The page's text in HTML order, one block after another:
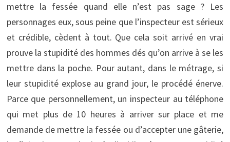
mettre la fessée quand elle n’est pas sage ? Les
personnages eux, sous peine que l’inspecteur est sérieux
et crédible, cèdent à tout. Que cela soit arrivé en vrai
prouve la stupidité des hommes dés qu’on arrive à se les
mettre dans la poche. Pour autant, dans le métrage, si
leur stupidité explose au grand jour, le procédé énerve.
Parce que personnellement, un inspecteur au téléphone
qui met plus de 10 heures à arriver sur place et me
demande de mettre la fessée ou d’accepter une gâterie,